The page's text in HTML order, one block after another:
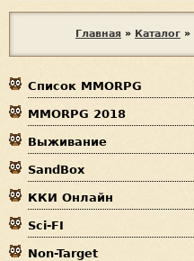
ы
з
д
е
с
ь
Главная » Каталог »
Список MMORPG
MMORPG 2018
Выживание
SandBox
ККИ Онлайн
Sci-FI
Non-Target